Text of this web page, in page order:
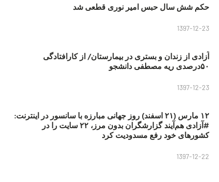
حکم شش سال حبس امیر نوری قطعی شد
1397-12-23
آزادی از زندان و بستری در بیمارستان/ از کارافتادگی
۵۰درصدی ریه مصطفی دانشجو
1397-12-23
۱۲ مارس (۲۱ اسفند) روز جهانی مبارزه با سانسور در اینترنت:
#آزادی هم‌آیند گزارشگران‌ بدون مرز، ۲۲ سایت را در
کشورهای خود رفع مسدودیت کرد
1397-12-22